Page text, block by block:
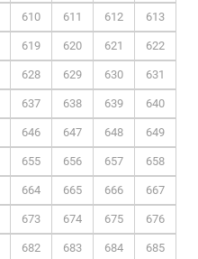
610 611 612 613
619 620 621 622
628 629 630 631
637 638 639 640
646 647 648 649
655 656 657 658
664 665 666 667
673 674 675 676
682 683 684 685